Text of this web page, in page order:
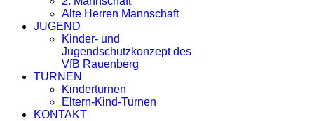
Alte Herren Mannschaft
JUGEND
Kinder- und
Jugendschutzkonzept des
VfB Rauenberg
TURNEN
Kinderturnen
Eltern-Kind-Turnen
KONTAKT